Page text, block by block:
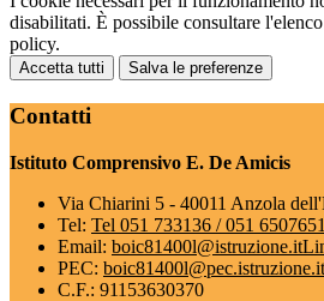
disabilitati. È possibile consultare
policy.
Accetta tutti Salva le preferenze
Contatti
Istituto Comprensivo E. De Amicis
Via Chiarini 5 - 40011 Anzola
Tel: Tel 051 733136 / 051 6507651
Email: boic81400l@istruzione.it
PEC: boic81400l@pec.istruzione.it
C.F.: 91153630370